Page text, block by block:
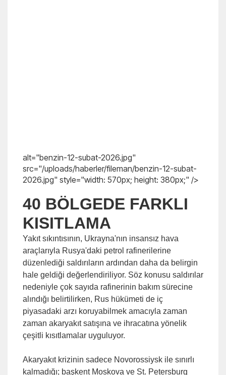
alt="benzin-12-subat-2026.jpg"
src="/uploads/haberler/fileman/benzin-12-subat-
2026.jpg" style="width: 570px; height: 380px;" />
40 BÖLGEDE FARKLI
KISITLAMA
Yakıt sıkıntısının, Ukrayna'nın insansız hava
araçlarıyla Rusya'daki petrol rafinerilerine
düzenlediği saldırıların ardından daha da belirgin
hale geldiği değerlendiriliyor. Söz konusu saldırılar
nedeniyle çok sayıda rafinerinin bakım sürecine
alındığı belirtilirken, Rus hükümeti de iç
piyasadaki arzı koruyabilmek amacıyla zaman
zaman akaryakıt satışına ve ihracatına yönelik
çeşitli kısıtlamalar uyguluyor.
Akaryakıt krizinin sadece Novorossiysk ile sınırlı
kalmadığı; başkent Moskova ve St. Petersburg